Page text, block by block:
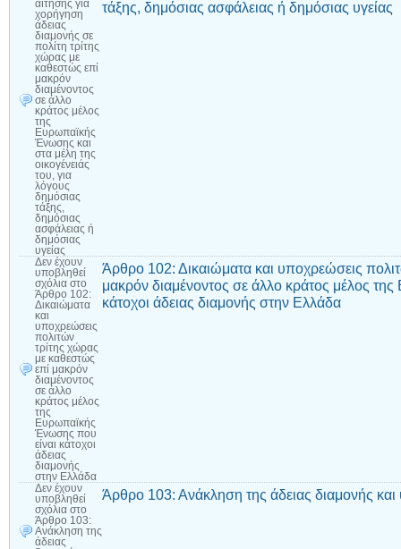
αίτησης για
χορήγηση
άδειας
διαμονής σε
πολίτη τρίτης
χώρας με
καθεστώς επί
μακρόν
διαμένοντος
σε άλλο
κράτος μέλος
της
Ευρωπαϊκής
Ένωσης και
στα μέλη της
οικογένειάς
του, για
λόγους
δημόσιας
τάξης,
δημόσιας
ασφάλειας ή
δημόσιας
υγείας
τάξης, δημόσιας ασφάλειας ή δημόσιας υγείας
Δεν έχουν
υποβληθεί
σχόλια στο
Άρθρο 102:
Δικαιώματα
και
υποχρεώσεις
πολιτών
τρίτης χώρας
με καθεστώς
επί μακρόν
διαμένοντος
σε άλλο
κράτος μέλος
της
Ευρωπαϊκής
Ένωσης που
είναι κάτοχοι
άδειας
διαμονής
στην Ελλάδα
Άρθρο 102: Δικαιώματα και υποχρεώσεις
μακρόν διαμένοντος σε άλλο κράτος μέλος
κάτοχοι άδειας διαμονής στην Ελλάδα
Δεν έχουν
υποβληθεί
σχόλια στο
Άρθρο 103:
Ανάκληση της
άδειας
Άρθρο 103: Ανάκληση της άδειας διαμονής